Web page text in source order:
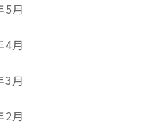
5月
4月
3月
2月